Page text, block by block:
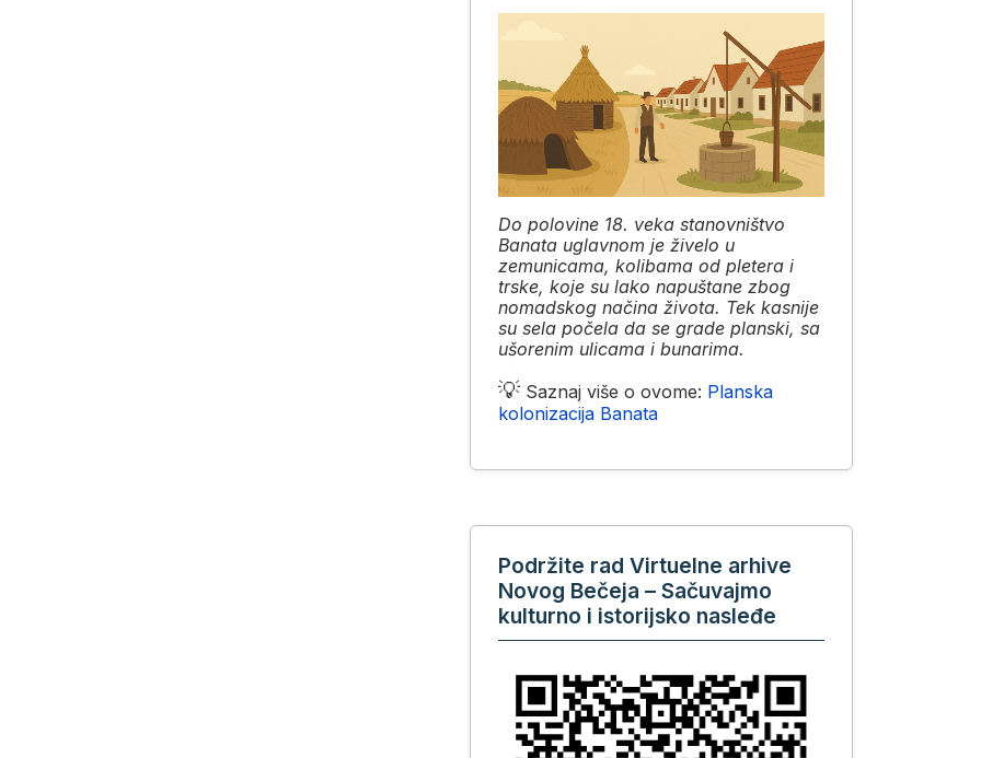
Do polovine 18. veka stanovništvo
Banata uglavnom je živelo u
zemunicama, kolibama od pletera i
trske, koje su lako napuštane zbog
nomadskog načina života. Tek kasnije
su sela počela da se grade planski, sa
ušorenim ulicama i bunarima.
💡 Saznaj više o ovome: Planska
kolonizacija Banata
Podržite rad Virtuelne arhive
Novog Bečeja – Sačuvajmo
kulturno i istorijsko nasleđe